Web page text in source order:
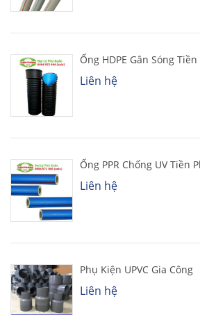
Ống HDPE Gân Sóng
Liên hệ
Ống PPR Chống UV Tiền
Liên hệ
Phụ Kiện UPVC Gia Công
Liên hệ